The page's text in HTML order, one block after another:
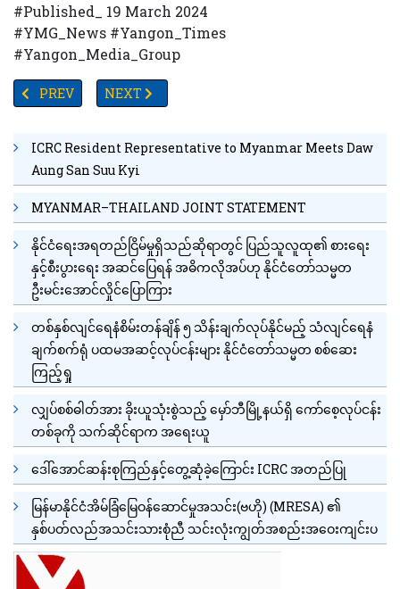
#Published_ 19 March 2024
#YMG_News #Yangon_Times
#Yangon_Media_Group
PREVIOUS ARTICLE: သင်္ကြန်တွင်းတွင် ရေပြတ်လတ်နိုင်သည့် ရိပ်သာ
PREV NEXT ARTICLE: ရန်ကုန်တိုင်းအတွင်းရှိ ပုဂ္ဂလိကကျော
NEXT
ICRC Resident Representative to Myanmar Meets Daw
Aung San Suu Kyi
MYANMAR–THAILAND JOINT STATEMENT
နိုင်ငံရေးအရတည်ငြိမ်မှုရှိသည်ဆိုရာတွင် ပြည်သူလူထု၏ စားရေး
နှင့်စီးပွားရေး အဆင်ပြေရန် အဓိကလိုအပ်ဟု နိုင်ငံတော်သမ္မတ
ဦးမင်းအောင်လှိုင်ပြောကြား
တစ်နှစ်လျင်ရေနံစိမ်းတန်ချိန် ၅ သိန်းချက်လုပ်နိုင်မည့် သံလျင်ရေနံ
ချက်စက်ရုံ ပထမအဆင့်လုပ်ငန်းများ နိုင်ငံတော်သမ္မတ စစ်ဆေး
ကြည့်ရှု
လျှပ်စစ်ဓါတ်အား ခိုးယူသုံးစွဲသည့် မှော်ဘီမြို့နယ်ရှိ ကော်စေ့လုပ်ငန်း
တစ်ခုကို သက်ဆိုင်ရာက အရေးယူ
ဒေါ်အောင်ဆန်းစုကြည်နှင့်တွေ့ဆုံခဲ့ကြောင်း ICRC အတည်ပြု
မြန်မာနိုင်ငံအိမ်ခြံမြေဝန်ဆောင်မှုအသင်း(ဗဟို) (MRESA) ၏
နှစ်ပတ်လည်အသင်းသားစုံညီ သင်းလုံးကျွတ်အစည်းအဝေးကျင်းပ